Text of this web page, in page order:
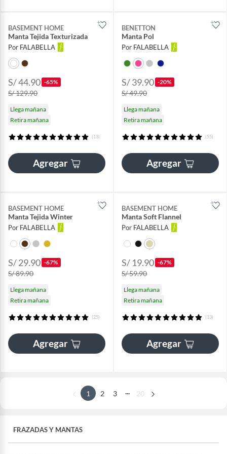
BASEMENT HOME
Manta Tejida Texturizada
Por FALABELLA
S/ 44.90 -65%
S/ 129.90
Llega mañana
Retira mañana
(13)
Agregar
BENETTON
Manta Pol
Por FALABELLA
S/ 39.90 -20%
S/ 49.90
Llega mañana
Retira mañana
(55)
Agregar
BASEMENT HOME
Manta Tejida Winter
Por FALABELLA
S/ 29.90 -67%
S/ 89.90
Llega mañana
Retira mañana
(25)
Agregar
BASEMENT HOME
Manta Soft Flannel
Por FALABELLA
S/ 19.90 -67%
S/ 59.90
Llega mañana
Retira mañana
(13)
Agregar
1 2 3 20
FRAZADAS Y MANTAS